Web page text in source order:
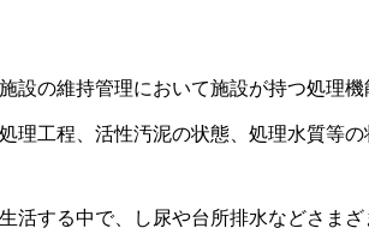
設の維持管理において施設が持つ処理
理工程、活性汚泥の状態、処理水質等
活する中で、し尿や台所排水などさま